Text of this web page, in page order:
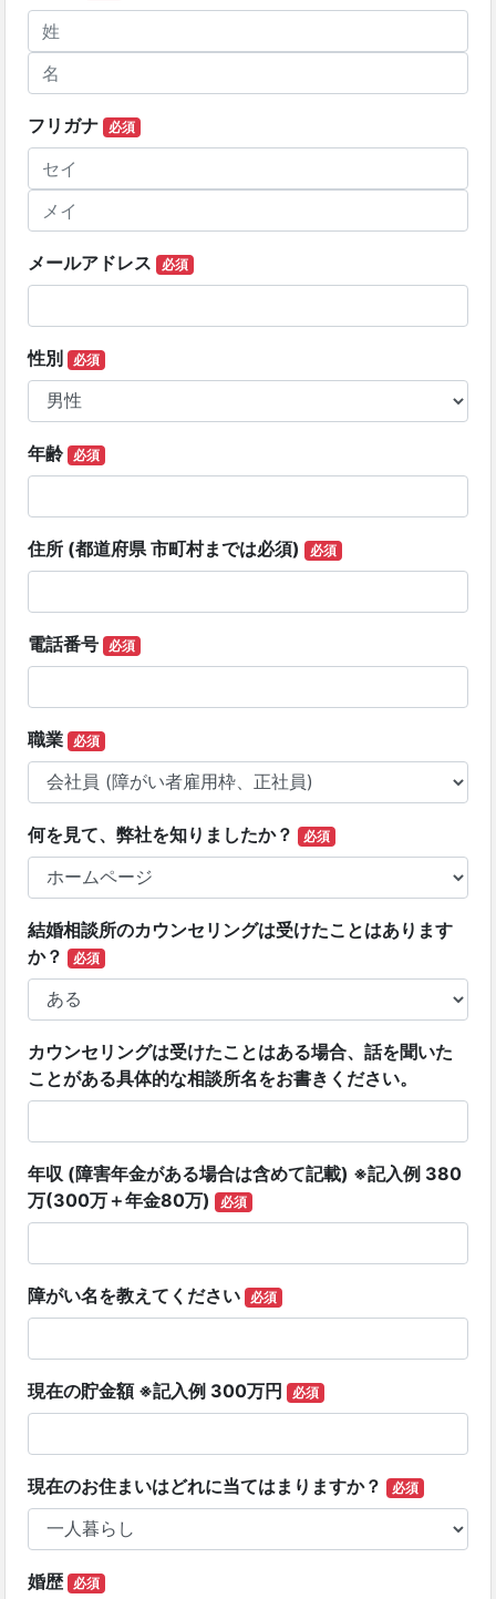
フリガナ 必須
メールアドレス 必須
性別 必須
年齢 必須
住所 (都道府県 市町村までは必須) 必須
電話番号 必須
職業 必須
何を見て、弊社を知りましたか？ 必須
結婚相談所のカウンセリングは受けたことはあります
か？
必須
カウンセリングは受けたことはある場合、話を聞いた
ことがある具体的な相談所名をお書きください。
年収 (障害年金がある場合は含めて記載) ※記入例 380
万(300万＋年金80万)
必須
障がい名を教えてください 必須
現在の貯金額 ※記入例 300万円 必須
現在のお住まいはどれに当てはまりますか？ 必須
婚歴 必須